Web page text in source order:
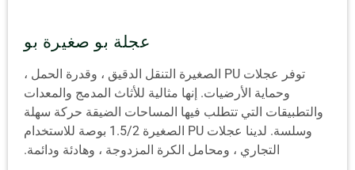
عجلة بو صغيرة بو
توفر عجلات PU الصغيرة التنقل الدقيق ، وقدرة الحمل ،
وحماية الأرضيات. إنها مثالية للأثاث المدمج والمعدات
والتطبيقات التي تتطلب فيها المساحات الضيقة حركة سهلة
وسلسة. لدينا عجلات PU الصغيرة 1.5/2 بوصة للاستخدام
التجاري ، ومحامل الكرة المزدوجة ، وهادئة ودائمة.